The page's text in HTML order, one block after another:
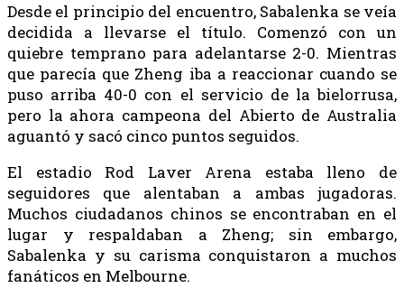
Desde el principio del encuentro, Sabalenka se veía
decidida a llevarse el título. Comenzó con un
quiebre temprano para adelantarse 2-0. Mientras
que parecía que Zheng iba a reaccionar cuando se
puso arriba 40-0 con el servicio de la bielorrusa,
pero la ahora campeona del Abierto de Australia
aguantó y sacó cinco puntos seguidos.
El estadio Rod Laver Arena estaba lleno de
seguidores que alentaban a ambas jugadoras.
Muchos ciudadanos chinos se encontraban en el
lugar y respaldaban a Zheng; sin embargo,
Sabalenka y su carisma conquistaron a muchos
fanáticos en Melbourne.